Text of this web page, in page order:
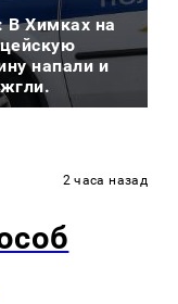
Химках на
напали и
2 часа назад